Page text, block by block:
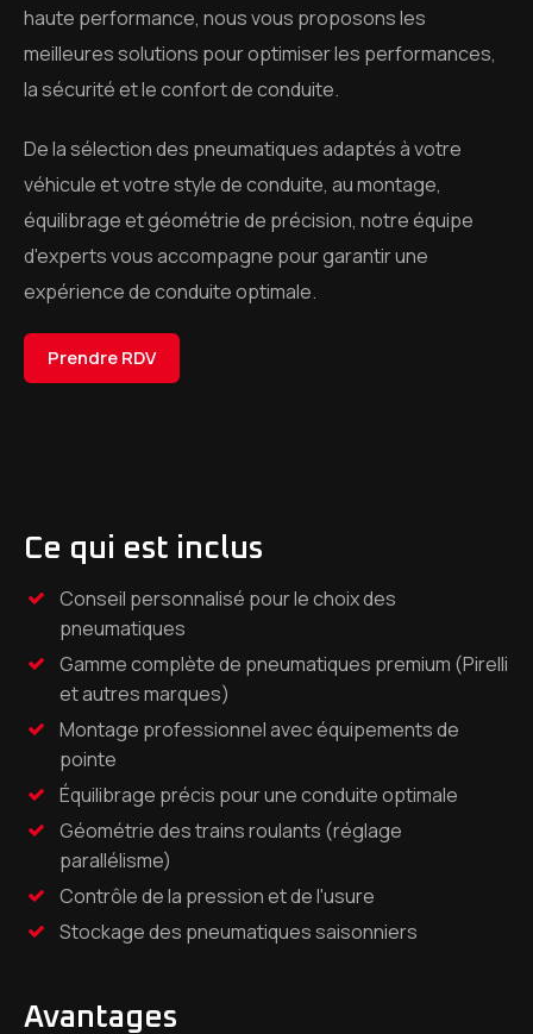
haute performance, nous vous proposons les
meilleures solutions pour optimiser les performances,
la sécurité et le confort de conduite.
De la sélection des pneumatiques adaptés à votre
véhicule et votre style de conduite, au montage,
équilibrage et géométrie de précision, notre équipe
d'experts vous accompagne pour garantir une
expérience de conduite optimale.
Prendre RDV
Ce qui est inclus
Conseil personnalisé pour le choix des
pneumatiques
Gamme complète de pneumatiques premium (Pirelli
et autres marques)
Montage professionnel avec équipements de
pointe
Équilibrage précis pour une conduite optimale
Géométrie des trains roulants (réglage
parallélisme)
Contrôle de la pression et de l'usure
Stockage des pneumatiques saisonniers
Avantages